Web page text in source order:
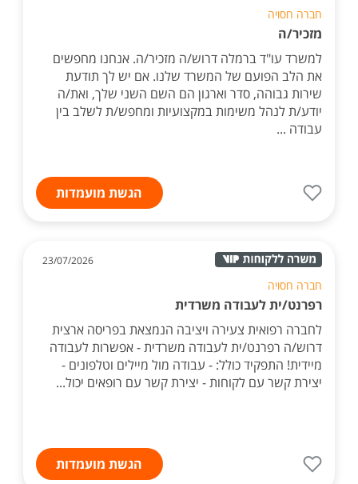
חברה חסויה
מזכיר/ה
למשרד עו"ד ברמלה דרוש/ה מזכיר/ה. אנחנו מחפשים
את הלב הפועם של המשרד שלנו. אם יש לך תודעת
שירות גבוהה, סדר וארגון הם השם השני שלך, ואת/ה
יודע/ת לנהל משימות במקצועיות ומחפש/ת לשלב בין
עבודה ...
הגשת מועמדות
23/07/2026
חברה חסויה
רפרנט/ית לעבודה משרדית
לחברה רפואית צעירה ויציבה הנמצאת בפריסה ארצית
דרוש/ה רפרנט/ית לעבודה משרדית - אפשרות לעבודה
מיידית! התפקיד כולל: - עבודה מול מיילים וטלפונים -
יצירת קשר עם לקוחות - יצירת קשר עם רופאים יכול...
הגשת מועמדות